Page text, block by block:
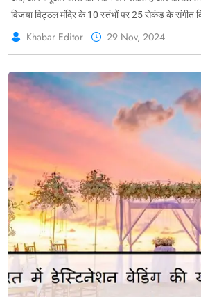
#VijayaVitthalaTemple
#WorldHeritage
विजया विट्ठल मंदिर के 10 स्तंभों पर 25 सेकंड के संगीत
Khabar Editor 29 Nov, 2024